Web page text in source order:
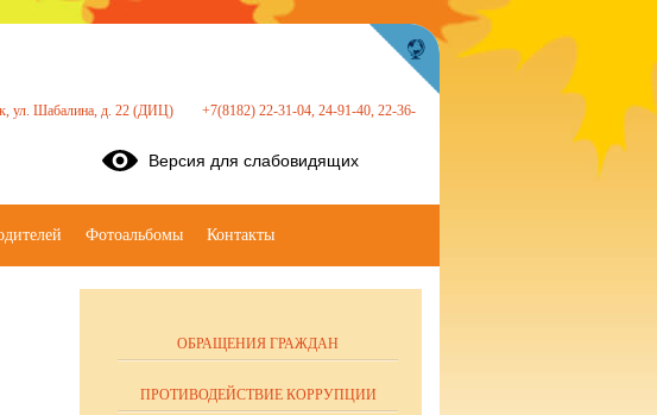
ОБРАЩЕНИЯ ГРАЖДАН
ПРОТИВОДЕЙСТВИЕ КОРРУПЦИИ
ул. Шабалина, д. 22 (ДИЦ)
+7(8182) 22-31-04, 24-91-40, 22-36-
Версия для слабовидящих
Фотоальбомы Контакты